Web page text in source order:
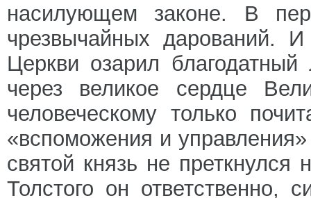
насилующем законе. В
чрезвычайных дарований.
Церкви озарил
через великое сердце
человеческому только
«вспоможения и
святой князь не
Толстого он